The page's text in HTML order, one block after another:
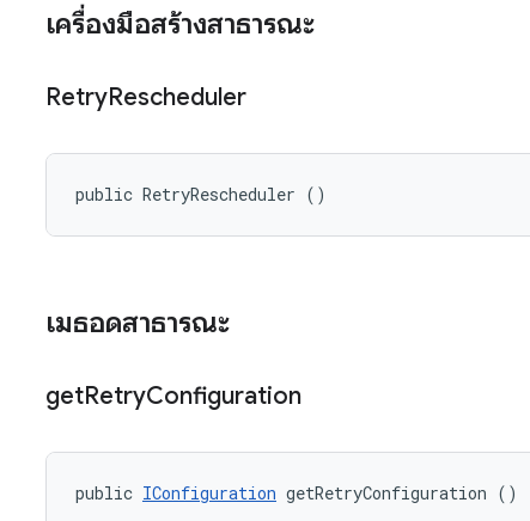
เครื่องมือสร้างสาธารณะ
RetryRescheduler
public RetryRescheduler ()
เมธอดสาธารณะ
getRetryConfiguration
public IConfiguration getRetryConfiguration ()